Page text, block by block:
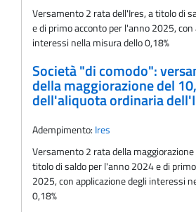
Versamento 2 rata dell'Ires, a titolo di
e di primo acconto per l'anno 2025, con
interessi nella misura dello 0,18%
Società "di comodo":
della maggiorazione del
dell'aliquota ordinaria
Adempimento: Ires
Versamento 2 rata della maggiorazione
titolo di saldo per l'anno 2024 e di
2025, con applicazione degli interessi
0,18%